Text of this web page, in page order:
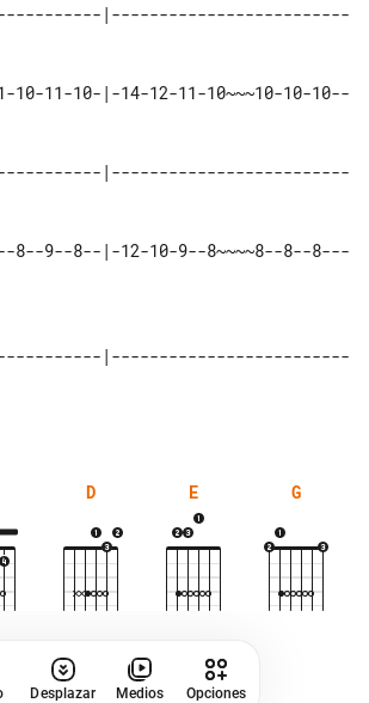
|-------------------------
10-11-10-|-14-12-11-10~~~10-10-10--
|-------------------------
8--9--8--|-12-10-9--8~~~~8--8--8---
|-------------------------
D E G
Desplazar Medios Opciones